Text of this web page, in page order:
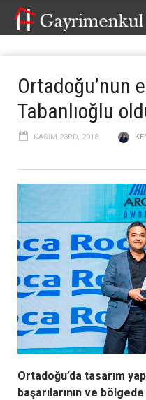
Ortadoğu’nun
Tabanlıoğlu
KASIM 23RD, 2018
Ortadoğu’da tasarım
başarılarının ve